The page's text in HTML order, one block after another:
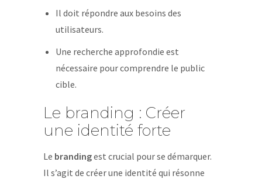
Il doit répondre aux besoins des
utilisateurs.
Une recherche approfondie est
nécessaire pour comprendre le public
cible.
Le branding : Créer
une identité forte
Le brandingest crucial pour se démarquer.
Il s’agit de créer une identité qui résonne